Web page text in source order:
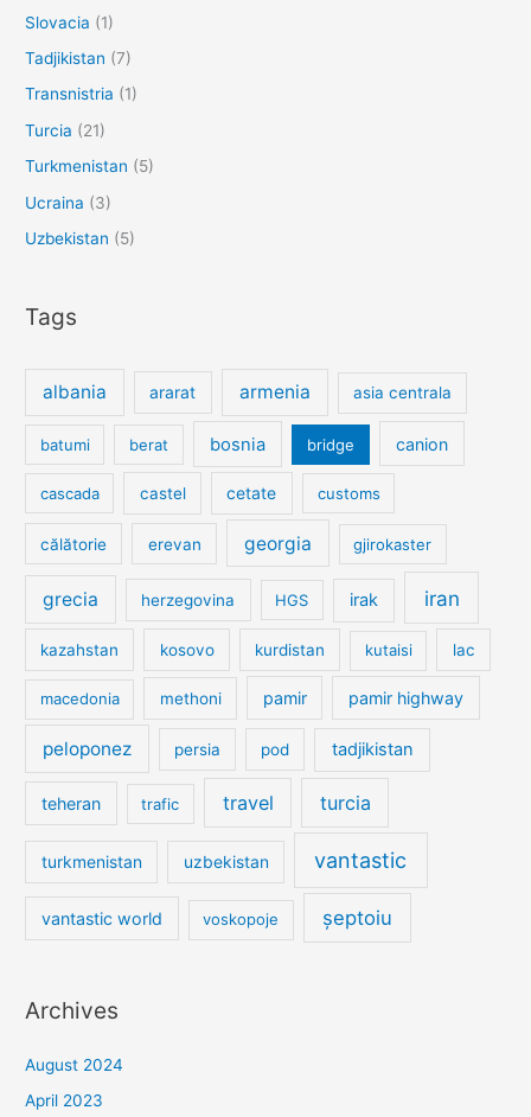
Slovacia (1)
Tadjikistan (7)
Transnistria (1)
Turcia (21)
Turkmenistan (5)
Ucraina (3)
Uzbekistan (5)
Tags
albania ararat armenia asia centrala
batumi berat bosnia bridge canion
cascada castel cetate customs
călătorie erevan georgia gjirokaster
grecia herzegovina HGS irak iran
kazahstan kosovo kurdistan kutaisi lac
macedonia methoni pamir pamir highway
peloponez persia pod tadjikistan
teheran trafic travel turcia
turkmenistan uzbekistan vantastic
vantastic world voskopoje șeptoiu
Archives
August 2024
April 2023